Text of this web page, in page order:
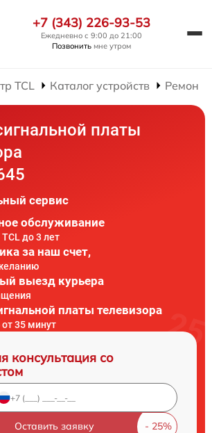
+7 (343) 226-93-53
Ежедневно с 9:00 до 21:00
Позвонить мне утром
TCL Каталог устройств Ремонт
платы
сервис
обслуживание
до 3 лет
за наш счет,
выезд курьера
платы телевизора
от 35 минут
консультация со
Оставить заявку